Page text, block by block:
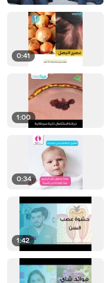
0:41
1:00
0:34
1:42